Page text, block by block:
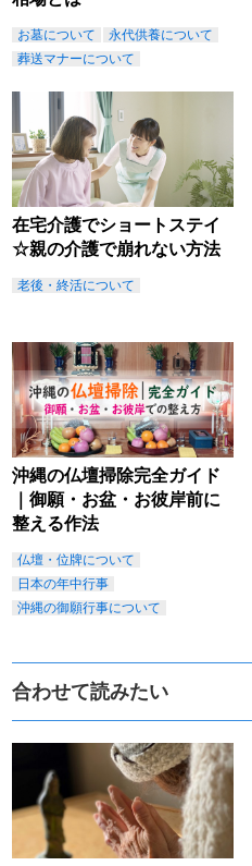
お墓について
永代供養について
葬送マナーについて
在宅介護でショートステイ
☆親の介護で崩れない方法
老後・終活について
沖縄の仏壇掃除完全ガイド
｜御願・お盆・お彼岸前に
整える作法
仏壇・位牌について
日本の年中行事
沖縄の御願行事について
合わせて読みたい